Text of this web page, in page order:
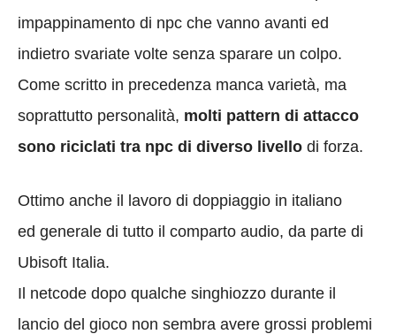
impappinamento di npc che vanno avanti ed
indietro svariate volte senza sparare un colpo.
Come scritto in precedenza manca varietà, ma
soprattutto personalità, molti pattern di attacco
sono riciclati tra npc di diverso livello di forza.
Ottimo anche il lavoro di doppiaggio in italiano
ed generale di tutto il comparto audio, da parte di
Ubisoft Italia.
Il netcode dopo qualche singhiozzo durante il
lancio del gioco non sembra avere grossi problemi